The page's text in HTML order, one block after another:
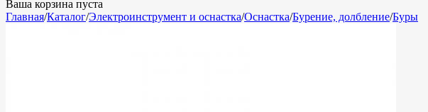
Ваша корзина пуста
Главная/Каталог/Электроинструмент и оснастка/Оснастка/Бурение, долбление/Буры